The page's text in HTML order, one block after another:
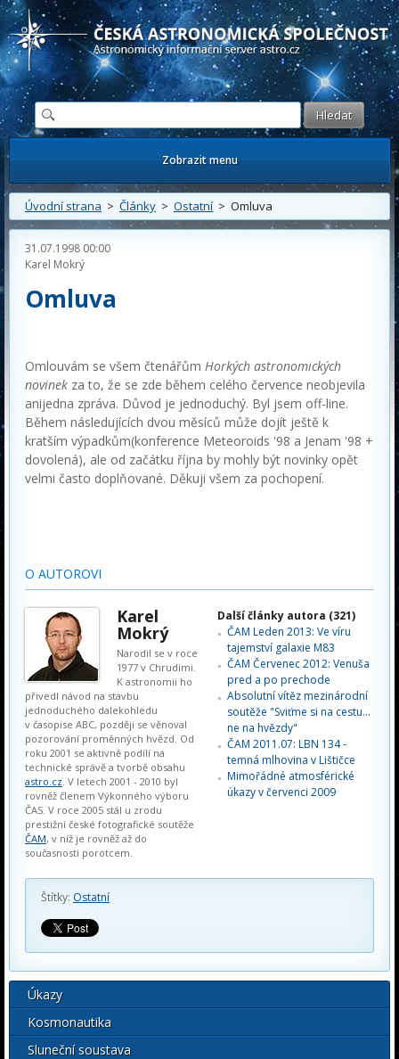
Česká astronomická společnost - Informační astronomický server
Zobrazit menu
Úvodní strana > Články > Ostatní > Omluva
31.07.1998 00:00
Karel Mokrý
Omluva
Omlouvám se všem čtenářům Horkých astronomických
novinek za to, že se zde během celého července neobjevila
anijedna zpráva. Důvod je jednoduchý. Byl jsem off-line.
Během následujících dvou měsíců může dojít ještě k
kratším výpadkům(konference Meteoroids '98 a Jenam '98 +
dovolená), ale od začátku října by mohly být novinky opět
velmi často doplňované. Děkuji všem za pochopení.
O AUTOROVI
Karel
Mokrý
Narodil se v roce
1977 v Chrudimi.
K astronomii ho
přivedl návod na stavbu
jednoduchého dalekohledu
v časopise ABC, později se věnoval
pozorování proměnných hvězd. Od
roku 2001 se aktivně podílí na
technické správě a tvorbě obsahu
astro.cz. V letech 2001 - 2010 byl
rovněž členem Výkonného výboru
ČAS. V roce 2005 stál u zrodu
prestižní české fotografické soutěže
ČAM, v níž je rovněž až do
současnosti porotcem.
Další články autora (321)
ČAM Leden 2013: Ve víru
tajemství galaxie M83
ČAM Červenec 2012: Venuša
pred a po prechode
Absolutní vítěz mezinárodní
soutěže "Sviťme si na cestu...
ne na hvězdy"
ČAM 2011.07: LBN 134 -
temná mlhovina v Lištičce
Mimořádné atmosférické
úkazy v červenci 2009
Štítky: Ostatní
Úkazy
Kosmonautika
Sluneční soustava